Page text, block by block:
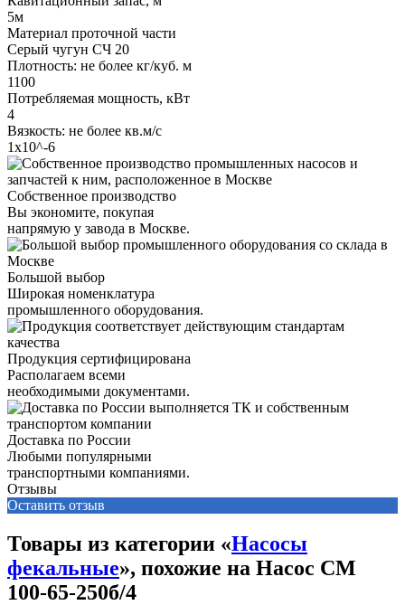
5м
Материал проточной части
Серый чугун СЧ 20
Плотность: не более кг/куб. м
1100
Потребляемая мощность, кВт
4
Вязкость: не более кв.м/с
1х10^-6
Собственное производство
Вы экономите, покупая
напрямую у завода в Москве.
Большой выбор
Широкая номенклатура
промышленного оборудования.
Продукция сертифицирована
Располагаем всеми
необходимыми документами.
Доставка по России
Любыми популярными
транспортными компаниями.
Отзывы
Оставить отзыв
Товары из категории «Насосы
фекальные», похожие на Насос СМ
100-65-250б/4